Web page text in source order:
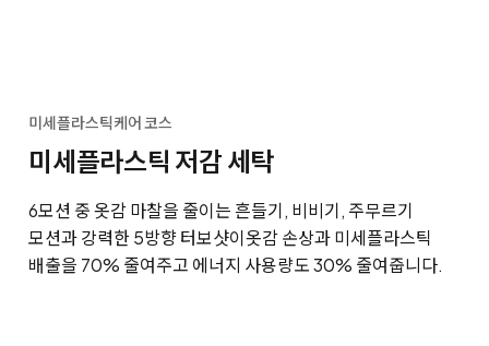
미세플라스틱케어 코스
미세플라스틱 저감 세탁
6모션 중 옷감 마찰을 줄이는 흔들기, 비비기, 주무르기
모션과 강력한 5방향 터보샷이옷감 손상과 미세플라스틱
배출을 70% 줄여주고 에너지 사용량도 30% 줄여줍니다.